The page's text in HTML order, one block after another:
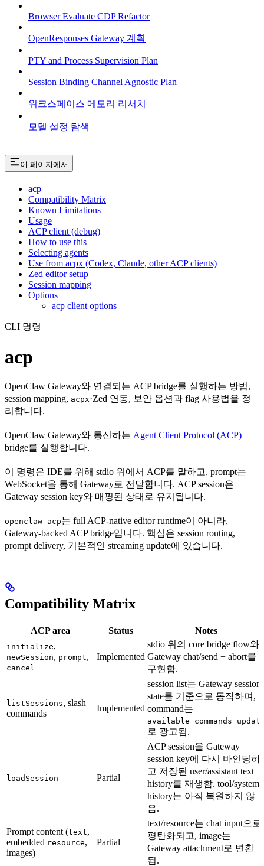
Browser Evaluate CDP Refactor
OpenResponses Gateway 계획
PTY and Process Supervision Plan
Session Binding Channel Agnostic Plan
워크스페이스 메모리 리서치
모델 설정 탐색
이 페이지에서
acp
Compatibility Matrix
Known Limitations
Usage
ACP client (debug)
How to use this
Selecting agents
Use from acpx (Codex, Claude, other ACP clients)
Zed editor setup
Session mapping
Options
acp client options
CLI 명령
acp
OpenClaw Gateway와 연결되는 ACP bridge를 실행하는 방법,
session mapping, acpx·Zed 연동, 보안 옵션과 flag 사용법을 정
리합니다.
OpenClaw Gateway와 통신하는 Agent Client Protocol (ACP)
bridge를 실행합니다.
이 명령은 IDE를 위해 stdio 위에서 ACP를 말하고, prompt는
WebSocket을 통해 Gateway로 전달합니다. ACP session은
Gateway session key와 매핑된 상태로 유지됩니다.
openclaw acp는 full ACP-native editor runtime이 아니라,
Gateway-backed ACP bridge입니다. 핵심은 session routing,
prompt delivery, 기본적인 streaming update에 있습니다.
Compatibility Matrix
ACP area Status Notes
initialize,
newSession, prompt,
cancel
Implemented
stdio 위의 core bridge flow와
Gateway chat/send + abort를
구현함.
listSessions, slash
commands
Implemented
session list는 Gateway session
state를 기준으로 동작하며,
command는
로 광고됨.
loadSession Partial
ACP session을 Gateway
session key에 다시 바인딩하
고 저장된 user/assistant text
history를 재생함. tool/system
history는 아직 복원하지 않
음.
Prompt content (text,
embedded resource,
images)
Partial
text/resource는 chat input으로
평탄화되고, image는
Gateway attachment로 변환
됨.